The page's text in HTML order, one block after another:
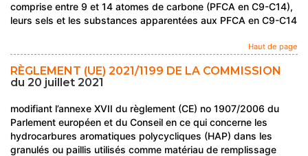
comprise entre 9 et 14 atomes de carbone (PFCA en C9-C14),
leurs sels et les substances apparentées aux PFCA en C9-C14
Haut de page
RÈGLEMENT (UE) 2021/1199 DE LA COMMISSION
du 20 juillet 2021
modifiant l’annexe XVII du règlement (CE) no 1907/2006 du
Parlement européen et du Conseil en ce qui concerne les
hydrocarbures aromatiques polycycliques (HAP) dans les
granulés ou paillis utilisés comme matériau de remplissage